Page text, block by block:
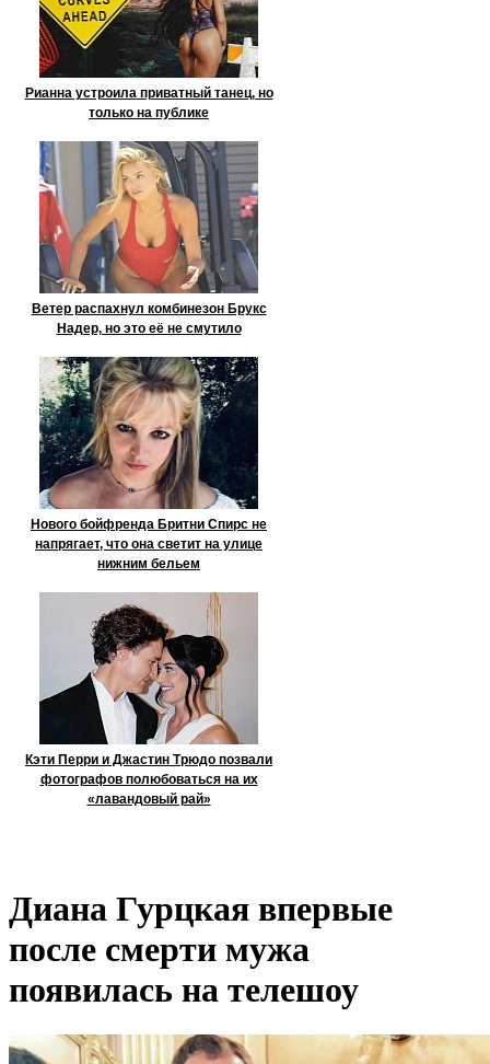
Рианна устроила приватный танец, но
только на публике
Ветер распахнул комбинезон Брукс
Надер, но это её не смутило
Нового бойфренда Бритни Спирс не
напрягает, что она светит на улице
нижним бельем
Кэти Перри и Джастин Трюдо позвали
фотографов полюбоваться на их
«лавандовый рай»
Диана Гурцкая впервые
после смерти мужа
появилась на телешоу